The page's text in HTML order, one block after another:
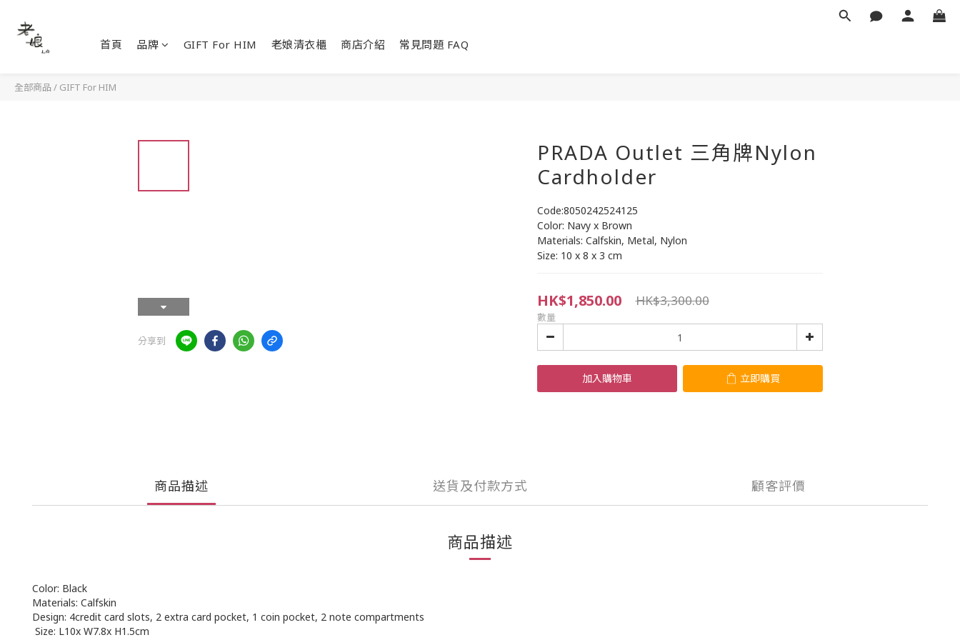
首頁 品牌 GIFT For HIM 老娘清衣櫃 商店介紹 常見問題 FAQ
全部商品 / GIFT For HIM
分享到
PRADA Outlet 三角牌Nylon
Cardholder
Code:8050242524125
Color: Navy x Brown
Materials: Calfskin, Metal, Nylon
Size: 10 x 8 x 3 cm
HK$1,850.00 HK$3,300.00
數量
加入購物車 立即購買
商品描述 送貨及付款方式 顧客評價
商品描述
Color: Black
Materials: Calfskin
Design: 4credit card slots, 2 extra card pocket, 1 coin pocket, 2 note compartments
Size: L10x W7.8x H1.5cm